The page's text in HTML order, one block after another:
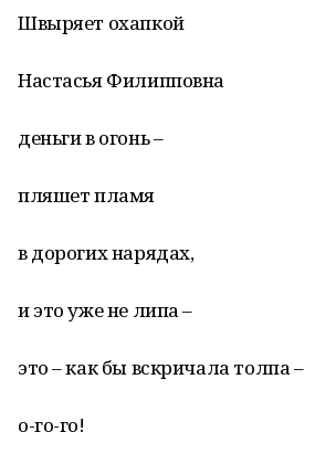
Швыряет охапкой
Настасья Филипповна
деньги в огонь –
пляшет пламя
в дорогих нарядах,
и это уже не липа –
это – как бы вскричала толпа –
о-го-го!